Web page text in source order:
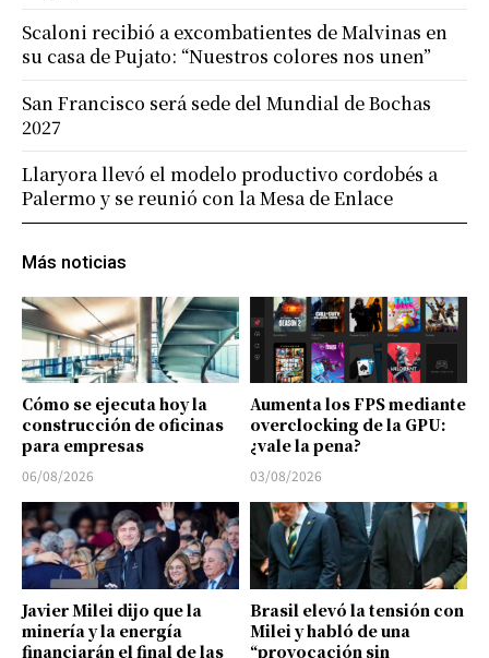
Más noticias
Cómo se ejecuta hoy la
construcción de oficinas
para empresas
06/08/2026
Aumenta los FPS mediante
overclocking de la GPU:
¿vale la pena?
03/08/2026
Javier Milei dijo que la
minería y la energía
financiarán el final de las
Brasil elevó la tensión con
Milei y habló de una
“provocación sin
Scaloni recibió a excombatientes de Malvinas en
su casa de Pujato: “Nuestros colores nos unen”
San Francisco será sede del Mundial de Bochas
2027
Llaryora llevó el modelo productivo cordobés a
Palermo y se reunió con la Mesa de Enlace